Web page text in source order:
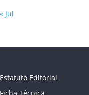
« Jul
Estatuto Editorial